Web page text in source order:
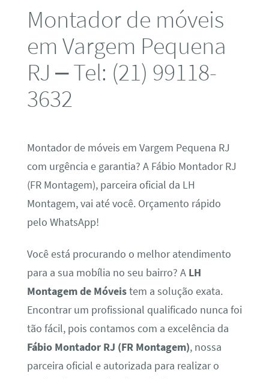
Montador de móveis
em Vargem Pequena
RJ – Tel: (21) 99118-
3632
Montador de móveis em Vargem Pequena RJ
com urgência e garantia? A Fábio Montador RJ
(FR Montagem), parceira oficial da LH
Montagem, vai até você. Orçamento rápido
pelo WhatsApp!
Você está procurando o melhor atendimento
para a sua mobília no seu bairro? A LH
Montagem de Móveistem a solução exata.
Encontrar um profissional qualificado nunca foi
tão fácil, pois contamos com a excelência da
Fábio Montador RJ (FR Montagem), nossa
parceira oficial e autorizada para realizar o